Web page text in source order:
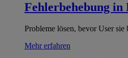
Fehlerbehebung in
Probleme lösen, bevor User sie
Mehr erfahren